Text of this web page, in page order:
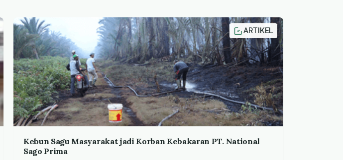
ARTIKEL
Kebun Sagu Masyarakat jadi Korban Kebakaran PT. National
Sago Prima